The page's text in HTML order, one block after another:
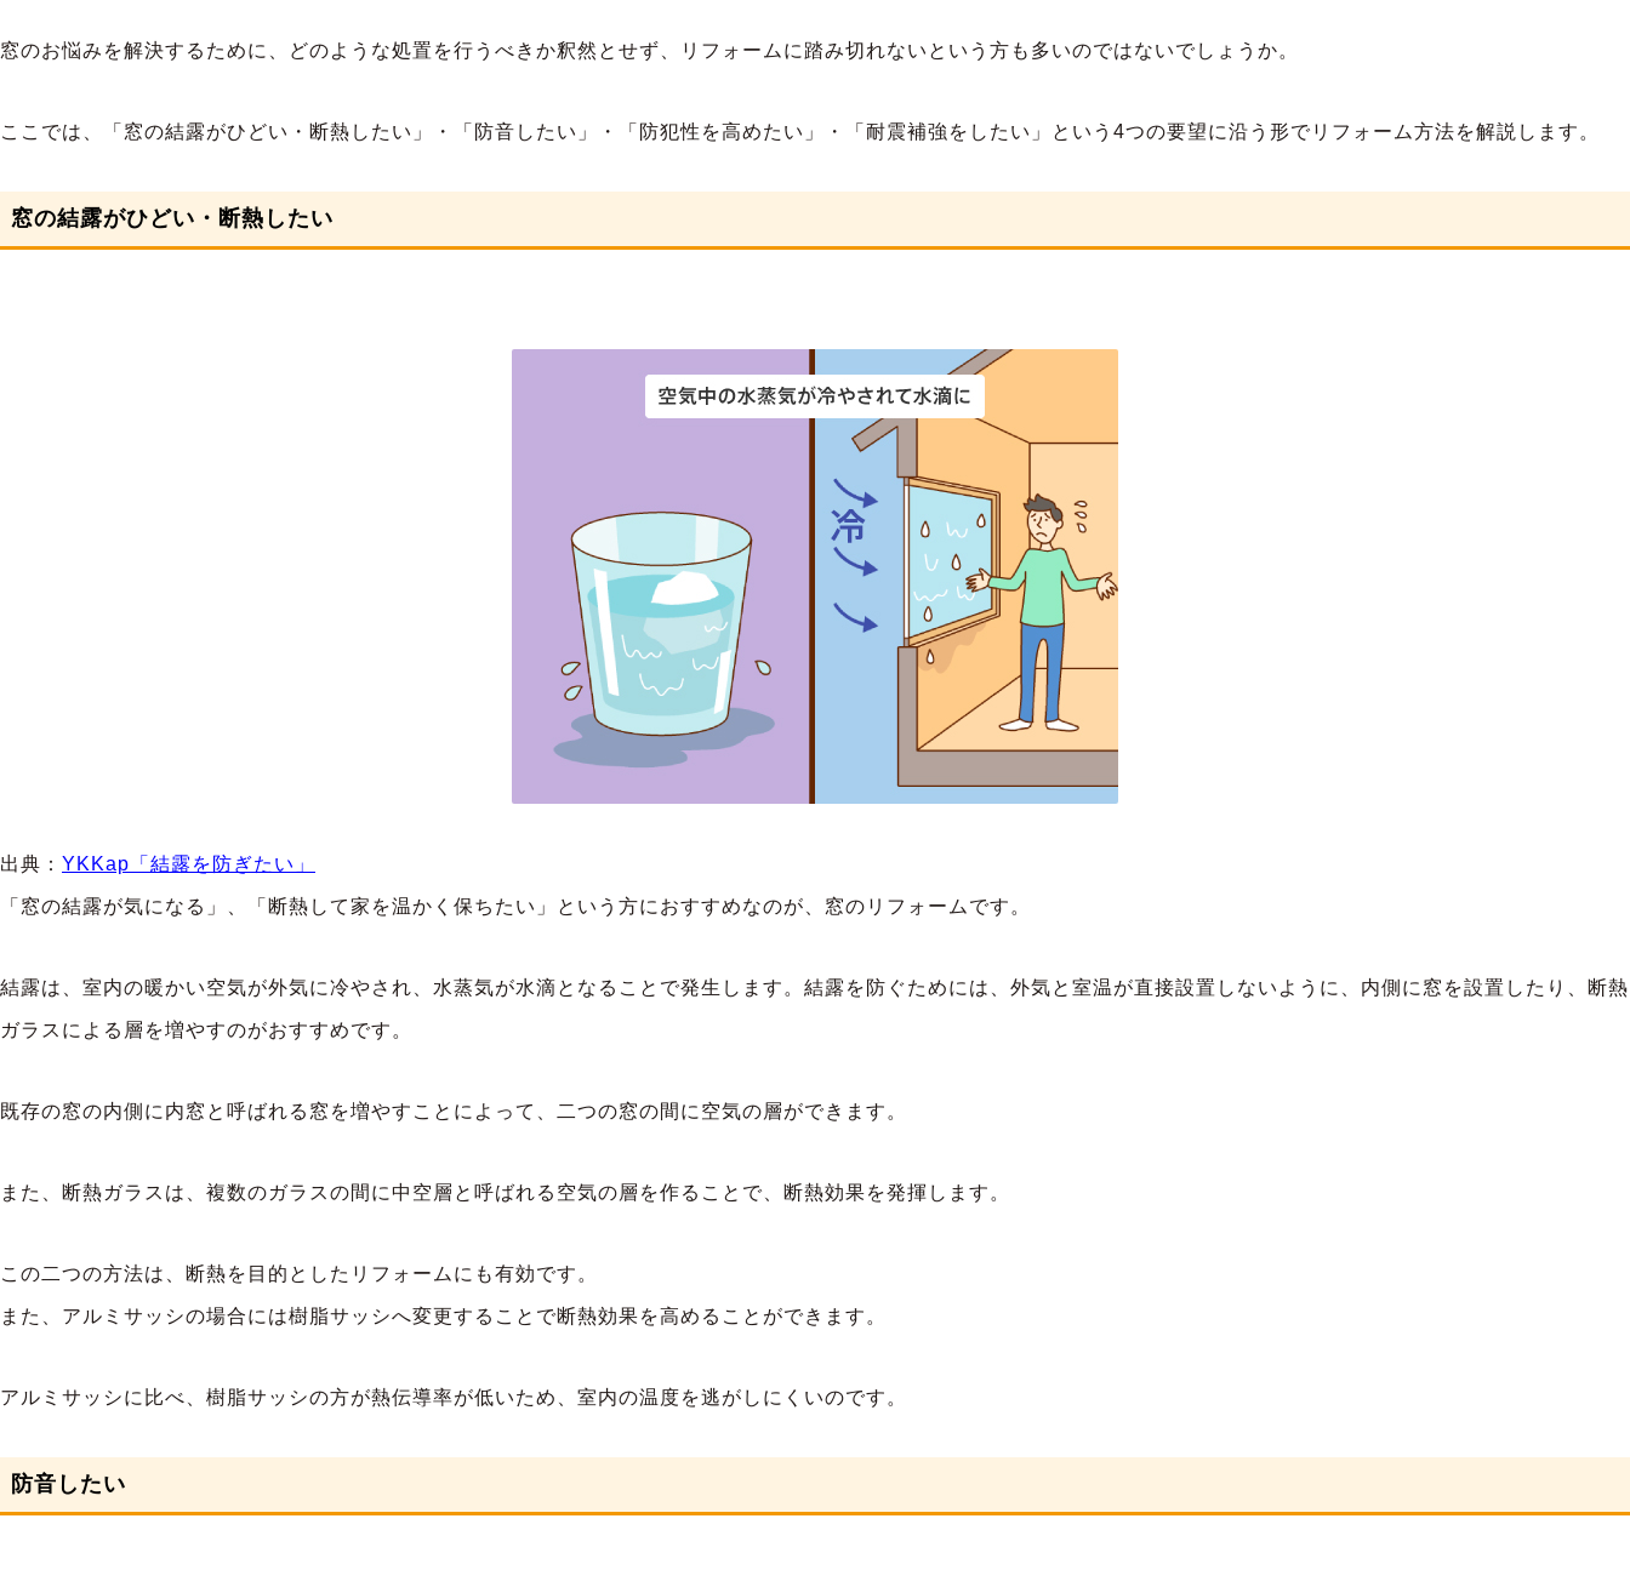
窓のお悩みを解決するために、どのような処置を行うべきか釈然とせず、リフォームに踏み切れないという方も多いのではないでしょうか。
ここでは、「窓の結露がひどい・断熱したい」・「防音したい」・「防犯性を高めたい」・「耐震補強をしたい」という4つの要望に沿う形でリフォーム方法を解説します。
窓の結露がひどい・断熱したい
出典： YKKap「結露を防ぎたい」
「窓の結露が気になる」、「断熱して家を温かく保ちたい」という方におすすめなのが、窓のリフォームです。
結露は、室内の暖かい空気が外気に冷やされ、水蒸気が水滴となることで発生します。結露を防ぐためには、外気と室温が直接設置しないように、内側に窓を設置したり、断熱
ガラスによる層を増やすのがおすすめです。
既存の窓の内側に内窓と呼ばれる窓を増やすことによって、二つの窓の間に空気の層ができます。
また、断熱ガラスは、複数のガラスの間に中空層と呼ばれる空気の層を作ることで、断熱効果を発揮します。
この二つの方法は、断熱を目的としたリフォームにも有効です。
また、アルミサッシの場合には樹脂サッシへ変更することで断熱効果を高めることができます。
アルミサッシに比べ、樹脂サッシの方が熱伝導率が低いため、室内の温度を逃がしにくいのです。
防音したい